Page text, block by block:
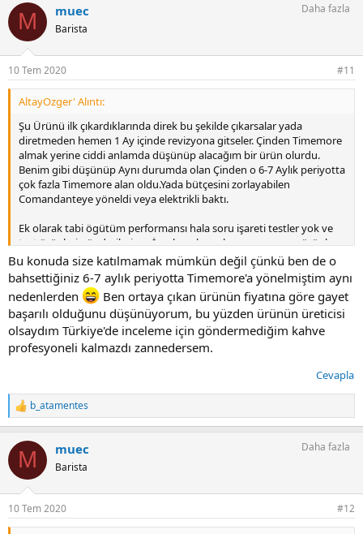
k
l
:
M muec
Barista
Daha fazla
10 Tem 2020 #11
AltayOzger' Alıntı:
Şu Ürünü ilk çıkardıklarında direk bu şekilde çıkarsalar yada
diretmeden hemen 1 Ay içinde revizyona gitseler. Çinden Timemore
almak yerine ciddi anlamda düşünüp alacağım bir ürün olurdu.
Benim gibi düşünüp Aynı durumda olan Çinden o 6-7 Aylık periyotta
çok fazla Timemore alan oldu.Yada bütçesini zorlayabilen
Comandanteye yöneldi veya elektrikli baktı.
Ek olarak tabi ögütüm performansı hala soru işareti testler yok ve
test ürünleri gönderilmiyor. İncelemelere ulaşamıyorsunuz ürünle
ilgili hala ögütüm konusunda büyük bir belirsizlik var. Nisan Agca
gibi alanında profosyonel kişilerle görüşülebilir ürünün testi için ve
salınım ögütüm vb testleri detaylı olarak yapılıp şefaff bir şekilde
paylaşılması gerekiyor.
Bu konuda size katılmamak mümkün değil çünkü ben de o
bahsettiğiniz 6-7 aylık periyotta Timemore'a yönelmiştim aynı
nedenlerden
Ben ortaya çıkan ürünün fiyatına göre gayet
başarılı olduğunu düşünüyorum, bu yüzden ürünün üreticisi
olsaydım Türkiye'de inceleme için göndermediğim kahve
profesyoneli kalmazdı zannedersem.
Cevapla
T
e
k
l
:
b_atamentes
M muec
Barista
Daha fazla
10 Tem 2020 #12